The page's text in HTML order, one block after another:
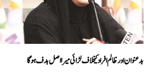
بدعنوان اور ظالم افراد کیخلاف لڑائی میرا اصل ہدف ہو گا